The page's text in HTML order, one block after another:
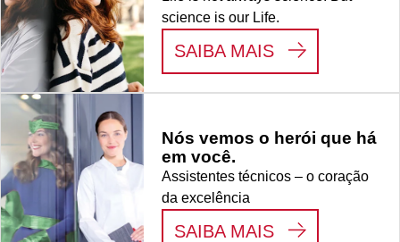
science is our Life.
SAIBA MAIS: LIFE
Nós vemos o herói que há
em você.
Assistentes técnicos – o coração
da excelência
SAIBA MAIS: NÓS